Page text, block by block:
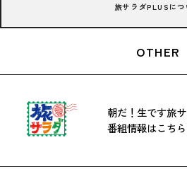
旅サラダPLUSにつ
OTHER
朝だ！生です旅
番組情報はこちら